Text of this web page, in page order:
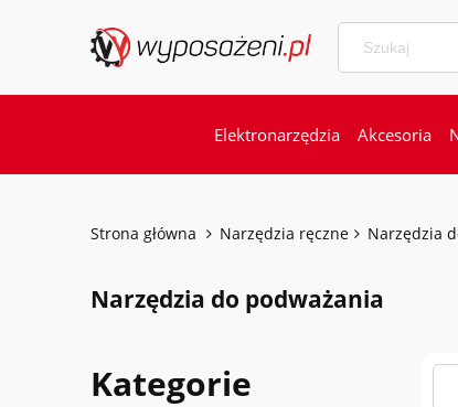
Elektronarzędzia Akcesoria
Strona główna Narzędzia ręczne Narzędzia
Narzędzia do podważania
Kategorie